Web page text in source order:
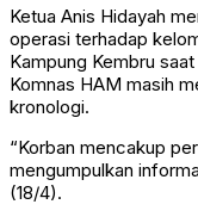
Ketua Anis Hidayah
operasi terhadap
Kampung Kembru
Komnas HAM masih
kronologi.
“Korban mencakup
mengumpulkan
(18/4).